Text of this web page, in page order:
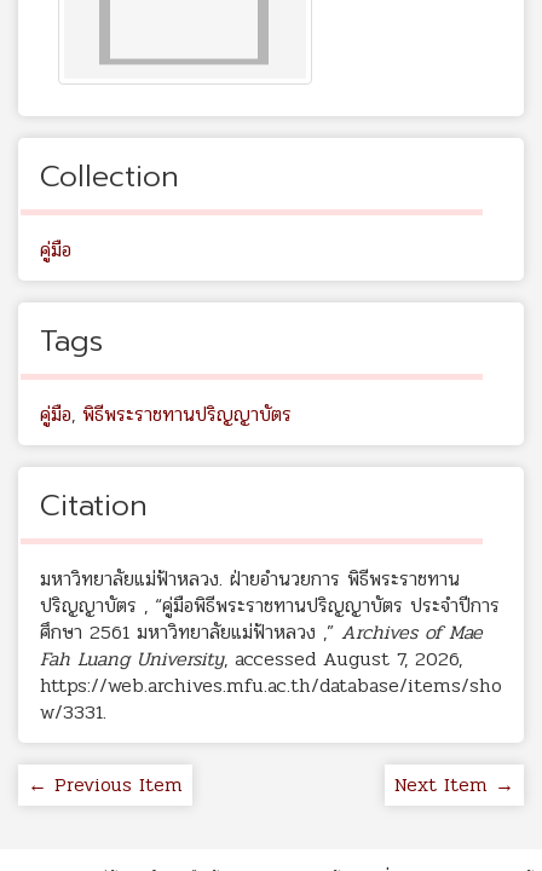
Collection
คู่มือ
Tags
คู่มือ, พิธีพระราชทานปริญญาบัตร
Citation
มหาวิทยาลัยแม่ฟ้าหลวง. ฝ่ายอำนวยการ พิธีพระราชทาน
ปริญญาบัตร , “คู่มือพิธีพระราชทานปริญญาบัตร ประจำปีการ
ศึกษา 2561 มหาวิทยาลัยแม่ฟ้าหลวง ,” Archives of Mae
Fah Luang University, accessed August 7, 2026,
https://web.archives.mfu.ac.th/database/items/sho
w/3331.
← Previous Item Next Item →